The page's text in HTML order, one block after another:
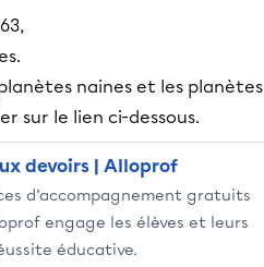
naines et les planètes
sur le lien ci-dessous.
devoirs | Alloprof
d’accompagnement gratuits
engage les élèves et leurs
éducative.